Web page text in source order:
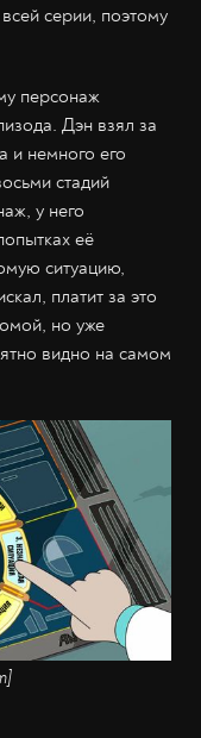
серии, поэтому
персонаж
Дэн взял за
немного его
стадий
у него
её
ситуацию,
платит за это
но уже
видно на самом